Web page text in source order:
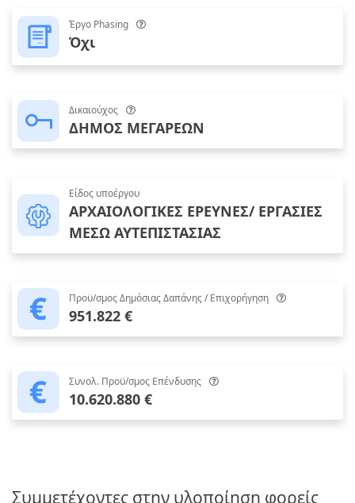
Έργο Phasing
Όχι
Δικαιούχος
ΔΗΜΟΣ ΜΕΓΑΡΕΩΝ
Είδος υποέργου
ΑΡΧΑΙΟΛΟΓΙΚΕΣ ΕΡΕΥΝΕΣ/ ΕΡΓΑΣΙΕΣ
ΜΕΣΩ ΑΥΤΕΠΙΣΤΑΣΙΑΣ
Προϋ/σμος Δημόσιας Δαπάνης / Επιχορήγηση
951.822 €
Συνολ. Προϋ/σμος Επένδυσης
10.620.880 €
Συμμετέχοντες στην υλοποίηση φορείς